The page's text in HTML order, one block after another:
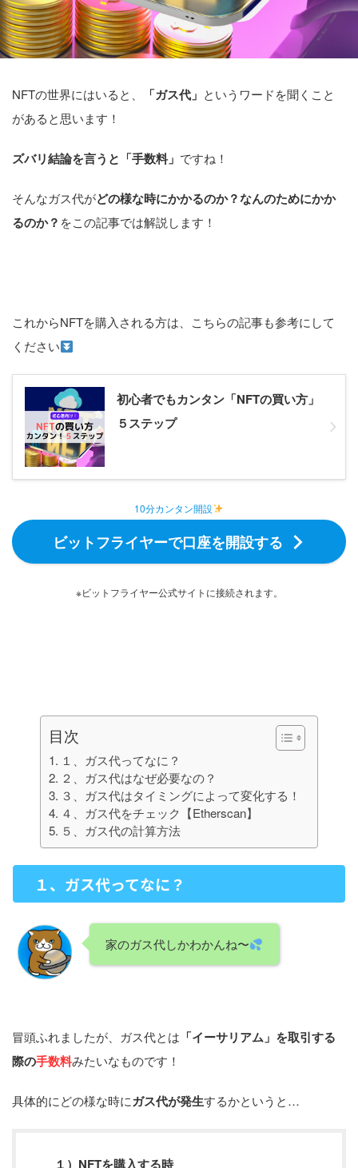
NFTの世界にはいると、 「ガス代」 というワードを聞くこと
があると思います！
ズバリ結論を言うと「手数料」 ですね！
そんなガス代がどの様な時にかかるのか？なんのためにかか
るのか？ をこの記事では解説します！
これからNFTを購入される方は、こちらの記事も参考にして
ください
初心者でもカンタン「NFTの買い方」
５ステップ
10分カンタン開設
ビットフライヤーで口座を開設する
※ビットフライヤー公式サイトに接続されます。
目次
１、ガス代ってなに？
２、ガス代はなぜ必要なの？
３、ガス代はタイミングによって変化する！
４、ガス代をチェック【Etherscan】
５、ガス代の計算方法
１、ガス代ってなに？
家のガス代しかわかんね〜
冒頭ふれましたが、ガス代とは 「イーサリアム」を取引する
際の手数料みたいなものです！
具体的にどの様な時にガス代が発生するかというと…
１）NFTを購入する時